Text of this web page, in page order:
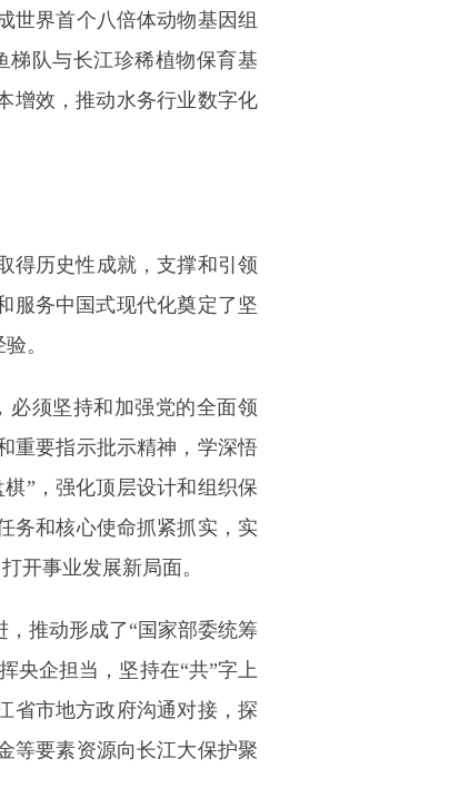
世界首个八倍体动物基因组
梯队与长江珍稀植物保育基
增效，推动水务行业数字化
得历史性成就，支撑和引领
服务中国式现代化奠定了坚
。
必须坚持和加强党的全面领
重要指示批示精神，学深悟
”，强化顶层设计和组织保
务和核心使命抓紧抓实，实
开事业发展新局面。
推动形成了“国家部委统筹
央企担当，坚持在“共”字上
省市地方政府沟通对接，探
等要素资源向长江大保护聚